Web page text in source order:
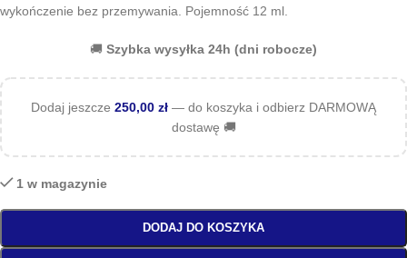
wykończenie bez przemywania. Pojemność 12 ml.
🚚 Szybka wysyłka 24h (dni robocze)
Dodaj jeszcze 250,00 zł — do koszyka i odbierz DARMOWĄ
dostawę 🚚
1 w magazynie
DODAJ DO KOSZYKA